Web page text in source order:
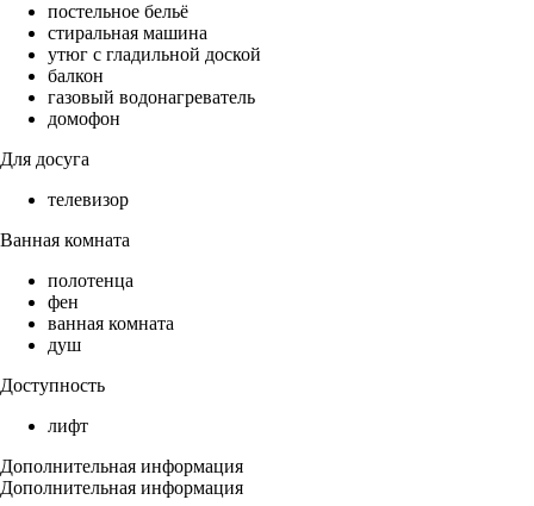
постельное бельё
стиральная машина
утюг с гладильной доской
балкон
газовый водонагреватель
домофон
Для досуга
телевизор
Ванная комната
полотенца
фен
ванная комната
душ
Доступность
лифт
Дополнительная информация
Дополнительная информация